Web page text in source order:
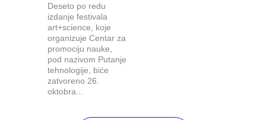
Deseto po redu
izdanje festivala
art+science, koje
organizuje Centar za
promociju nauke,
pod nazivom Putanje
tehnologije, biće
zatvoreno 26.
oktobra...